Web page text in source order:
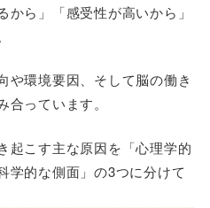
ら」「感受性が高いから」
や環境要因、そして脳の働き
合っています。
起こす主な原因を「心理学的
学的な側面」の3つに分けて